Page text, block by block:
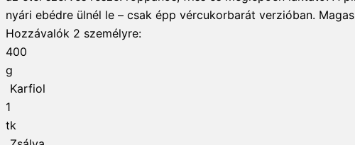
nyári ebédre ülnél le – csak épp vércukorbarát verzióban.
Hozzávalók 2 személyre:
400
g
Karfiol
1
tk